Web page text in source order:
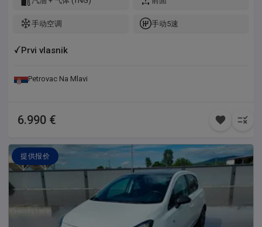
a kasnije i jeftinog održavanja.. Vozilo poseduje i Servisnu knjigu
jeftina registracija i jeftin za održavanje... Savršeno vozilo za
atestiran do 01.05.2028.godine.. Od opreme poseduje: Klimu,
Multimediju, Atestiranu EURO-KUKU sa instalacijom, City Servo,
zaključavanje, 2 Kod ključa, Bord kompjuter, Električne podizače
Mp3 muziku sa USB i AUX priključkom, Držač za čaše, Kožni
sportski volan, Komande na volanu, Vazdušne jastuke,
Elektronsko podešavanje visine farova, Sistem protiv
proklizavanja itd... Sva naša vozila, za razliku od većine koja se
u današnje vreme prodaju, IMAJU FABRIČKI KATALIZATOR ili
FAP FILTER NA SEBI koji nikada nije skidan... Takođe sva naša
pristigla vozila prolaze detaljne preglede kod naših ovlašćenih
手动空调 手动5速
Prvi vlasnik
Petrovac Na Mlavi
6.990 €
提供报价